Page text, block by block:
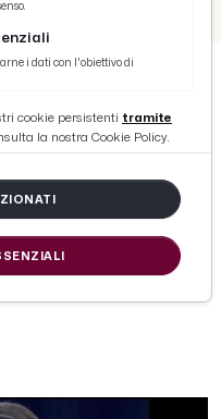
club. Tutto ok con fornitori e procuratori”
“Lavoro 20
Tutto ok
i dati con l'obiettivo di
cookie persistenti tramite
la nostra Cookie Policy.